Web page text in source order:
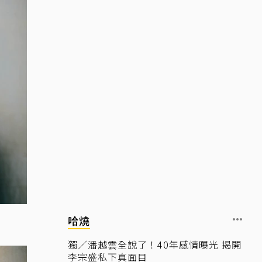
哈燒
獨／潘越雲全說了！40年感情曝光 揭開
李宗盛私下真面目